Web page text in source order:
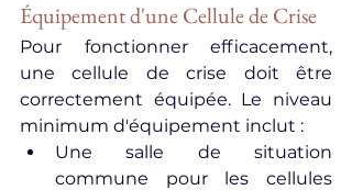
Équipement d'une Cellule de Crise
Pour fonctionner efficacement,
une cellule de crise doit être
correctement équipée. Le niveau
minimum d'équipement inclut :
Une salle de situation
commune pour les cellules